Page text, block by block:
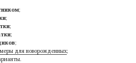
;
;
;
;
;
для новорожденных;